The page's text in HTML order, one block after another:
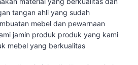
tangan ahli yang sudah
mebel dan pewarnaan
jamin produk produk yang kami
mebel yang berkualitas